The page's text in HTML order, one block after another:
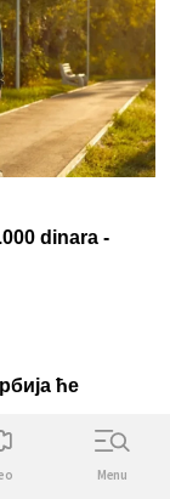
dinara -
ће
жртвама
Menu